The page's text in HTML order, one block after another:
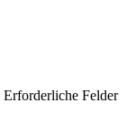
Erforderliche Felder